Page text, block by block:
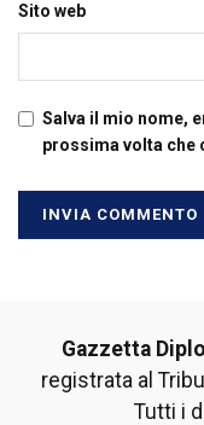
Sito web
Salva il mio nome,
prossima volta che
Gazzetta
registrata al
Tutti i